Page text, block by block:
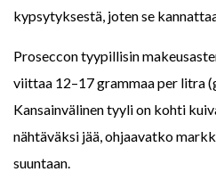
kypsytyksestä, joten se
Proseccon tyypillisin
viittaa 12–17 grammaa per litra
Kansainvälinen tyyli on kohti
nähtäväksi jää, ohjaavatko
suuntaan.